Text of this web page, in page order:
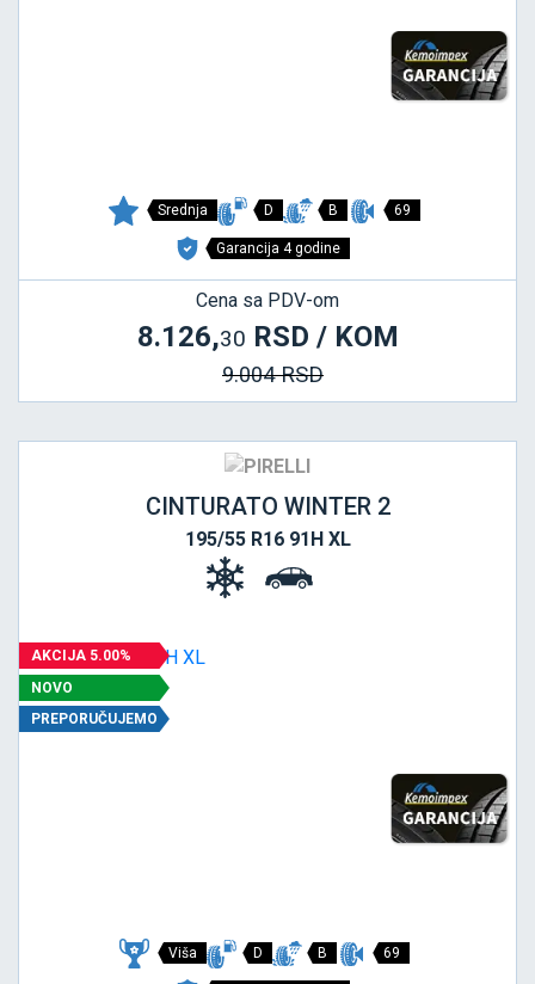
Srednja D B 69
Garancija 4 godine
Cena sa PDV-om
8.126,30 RSD / KOM
9.004 RSD
CINTURATO WINTER 2
195/55 R16 91H XL
AKCIJA 5.00%
NOVO
PREPORUČUJEMO
Viša D B 69